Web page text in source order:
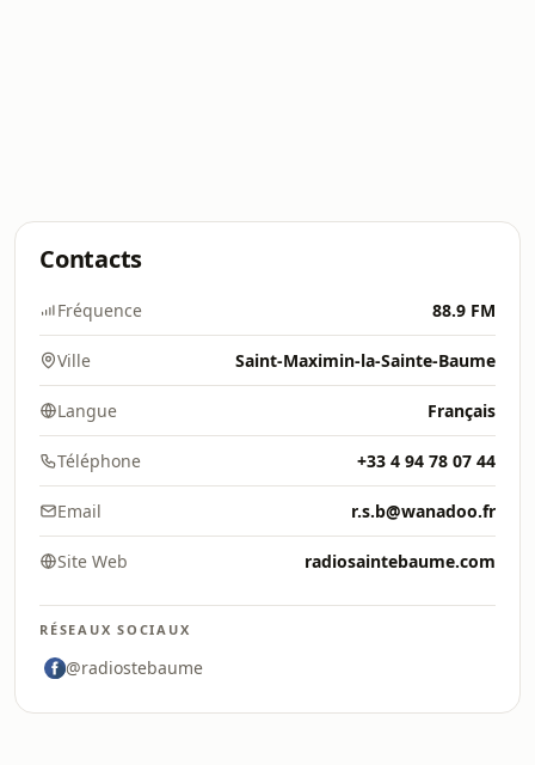
Contacts
Fréquence 88.9 FM
Ville Saint-Maximin-la-Sainte-Baume
Langue Français
Téléphone +33 4 94 78 07 44
Email r.s.b@wanadoo.fr
Site Web radiosaintebaume.com
RÉSEAUX SOCIAUX
@radiostebaume